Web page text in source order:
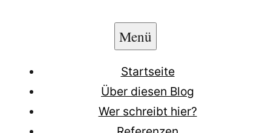
Menü
Startseite
Über diesen Blog
Wer schreibt hier?